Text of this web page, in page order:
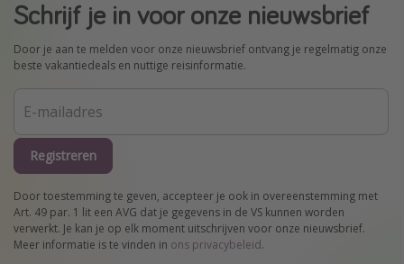
Schrijf je in voor onze nieuwsbrief
Door je aan te melden voor onze nieuwsbrief ontvang je regelmatig onze
beste vakantiedeals en nuttige reisinformatie.
Registreren
Door toestemming te geven, accepteer je ook in overeenstemming met
Art. 49 par. 1 lit een AVG dat je gegevens in de VS kunnen worden
verwerkt. Je kan je op elk moment uitschrijven voor onze nieuwsbrief.
Meer informatie is te vinden in ons privacybeleid.